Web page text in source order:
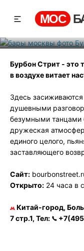
МОС
Бурбон Стрит - это
в воздухе витает
Здесь
душевными
безумными танцами
дружеская
единого целого,
заставляющего
Сайт:
Открыто: 24 часа в
Китай-город,
7 стр.1, Тел: